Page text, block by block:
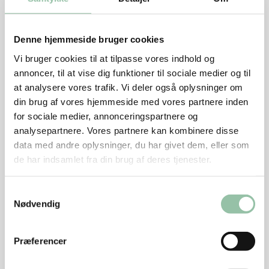
Denne hjemmeside bruger cookies
Vi bruger cookies til at tilpasse vores indhold og
annoncer, til at vise dig funktioner til sociale medier og til
at analysere vores trafik. Vi deler også oplysninger om
din brug af vores hjemmeside med vores partnere inden
for sociale medier, annonceringspartnere og
analysepartnere. Vores partnere kan kombinere disse
data med andre oplysninger, du har givet dem, eller som
de har indsamlet fra din brug af deres tjenester.
Nødvendig
Præferencer
Pil løg og skær i tern. Pil og hak hvidløg. Skyl og
Skræl gulerødder og persillerødder og skær i tern.
Varm olie i en gryde ved middel varme.
Brun løg, hvidløg og timian et halvt minut. Tilsæt
gulerødder, persillerødder og flåede tomater og kog
saucen i 10 minutter, så grønsagerne er møre, men
stadig har lidt bid.
Kødet
Dup kødet tørt med køkkenrulle og krydr med salt
Varm olie på en pande ved god varme. Det skal
være så varmt, at olien ’siger lyde’, når der kommer